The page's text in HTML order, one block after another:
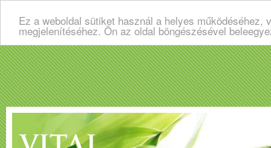
Ez a weboldal sütiket használ a helyes
megjelenítéséhez. Ön az oldal böngészésével